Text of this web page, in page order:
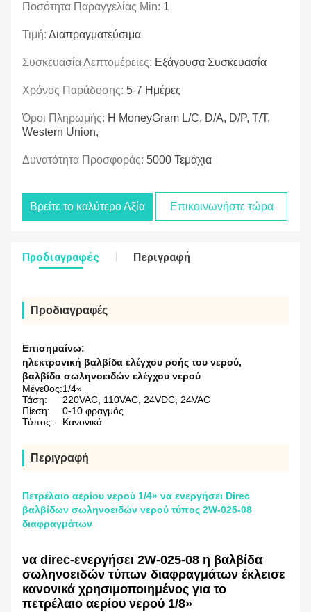
Ποσότητα Παραγγελίας Min: 1
Τιμή: Διαπραγματεύσιμα
Συσκευασία Λεπτομέρειες: Εξάγουσα Συσκευασία
Χρόνος Παράδοσης: 5-7 Ημέρες
Όροι Πληρωμής: Η MoneyGram L/C, D/A, D/P, T/T,
Western Union,
Δυνατότητα Προσφοράς: 5000 Τεμάχια
Βρείτε το καλύτερο Αξία Επικοινωνήστε τώρα
Προδιαγραφές Περιγραφή
Προδιαγραφές
Επισημαίνω:
ηλεκτρονική βαλβίδα ελέγχου ροής του νερού,
βαλβίδα σωληνοειδών ελέγχου νερού
Μέγεθος:1/4»
Τάση:
220VAC, 110VAC, 24VDC, 24VAC
Πίεση:
0-10 φραγμός
Τύπος:
Κανονικά
Περιγραφή
Πετρέλαιο αερίου νερού 1/4» να ενεργήσει Direc
βαλβίδων σωληνοειδών νερού τύπος 2W-025-08
διαφραγμάτων
να direc-ενεργήσει 2W-025-08 η βαλβίδα
σωληνοειδών τύπων διαφραγμάτων έκλεισε
κανονικά χρησιμοποιημένος για το
πετρέλαιο αερίου νερού 1/8»